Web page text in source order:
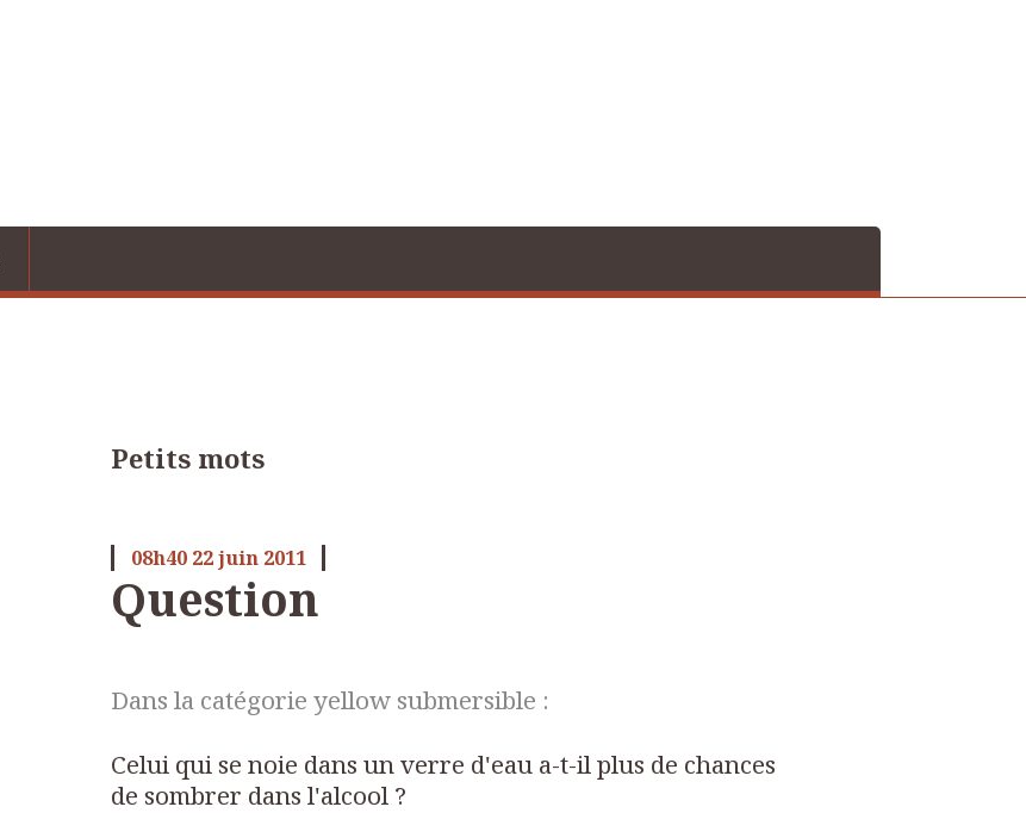
Petits mots
08h40 22juin 2011
Question
Dans la catégorie yellow submersible :
Celui qui se noie dans un verre d'eau a-t-il plus de chances
de sombrer dans l'alcool ?